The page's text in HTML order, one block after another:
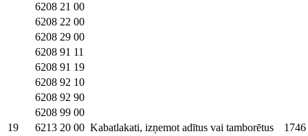
6208 21 00
6208 22 00
6208 29 00
6208 91 11
6208 91 19
6208 92 10
6208 92 90
6208 99 00
19
6213 20 00 Kabatlakati, izņemot adītus vai tamborētus
1746